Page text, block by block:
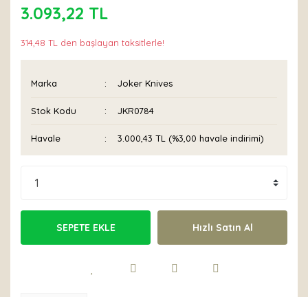
3.093,22 TL
314,48 TL den başlayan taksitlerle!
Marka Joker Knives
Stok Kodu JKR0784
Havale 3.000,43 TL (%3,00 havale indirimi)
SEPETE EKLE Hızlı Satın Al